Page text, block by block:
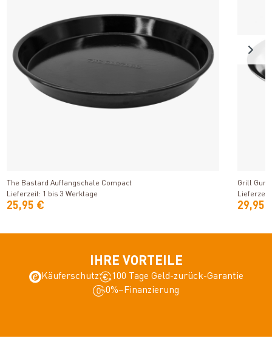
The Bastard Auffangschale Compact
Lieferzeit: 1 bis 3 Werktage
25,95 €
Grill
29,95
IHRE VORTEILE
Käuferschutz
100 Tage Geld-zurück-Garantie
0%–Finanzierung